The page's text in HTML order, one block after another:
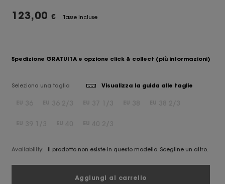
123,00 € Tasse Incluse
Spedizione GRATUITA e opzione click & collect (più informazioni)
Seleziona una taglia Visualizza la guida alle taglie
Availability: Il prodotto non esiste in questo modello. Scegline un altro.
Aggiungi al carrello